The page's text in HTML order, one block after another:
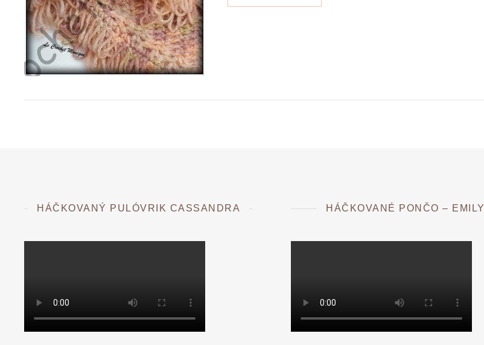
HÁČKOVANÝ PULÓVRIK CASSANDRA HÁČKOVANÉ PONČO – EMILY